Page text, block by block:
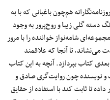
هم‌چون باغبانی که با به
گلی زیبا و روح‌پرور به وجود
شامه‌نواز خواننده را با مرور
تا آنجا که علاقمند
کتاب بپردازد. آنچه به این کتاب
چون روایت‌گری صادق و
تا ثابت کند با استفاده از حقایق